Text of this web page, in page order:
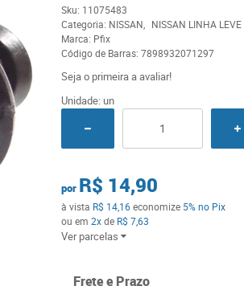
Sku: 11075483
Categoria: NISSAN
NISSAN LINHA LEVE
Marca: Pfix
Código de Barras: 7898932071297
Seja o primeira a avaliar!
Unidade: un
por R$ 14,90
à vista R$ 14,16economize 5% no Pix
ou em 2xde R$ 7,63
Ver parcelas
Frete e Prazo